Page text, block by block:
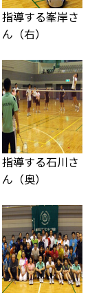
指導する峯岸さ
ん（右）
指導する石川さ
ん（奥）